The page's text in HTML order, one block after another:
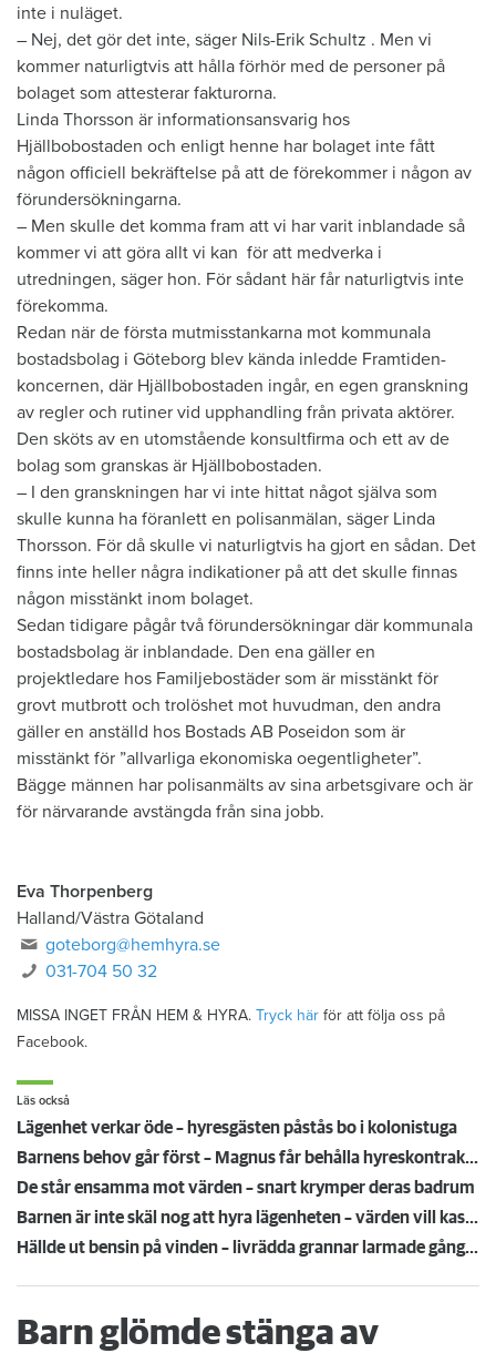
inte i nuläget.
– Nej, det gör det inte, säger Nils-Erik Schultz . Men vi
kommer naturligtvis att hålla förhör med de personer på
bolaget som attesterar fakturorna.
Linda Thorsson är informationsansvarig hos
Hjällbobostaden och enligt henne har bolaget inte fått
någon officiell bekräftelse på att de förekommer i någon av
förundersökningarna.
– Men skulle det komma fram att vi har varit inblandade så
kommer vi att göra allt vi kan för att medverka i
utredningen, säger hon. För sådant här får naturligtvis inte
förekomma.
Redan när de första mutmisstankarna mot kommunala
bostadsbolag i Göteborg blev kända inledde Framtiden-
koncernen, där Hjällbobostaden ingår, en egen granskning
av regler och rutiner vid upphandling från privata aktörer.
Den sköts av en utomstående konsultfirma och ett av de
bolag som granskas är Hjällbobostaden.
– I den granskningen har vi inte hittat något själva som
skulle kunna ha föranlett en polisanmälan, säger Linda
Thorsson. För då skulle vi naturligtvis ha gjort en sådan. Det
finns inte heller några indikationer på att det skulle finnas
någon misstänkt inom bolaget.
Sedan tidigare pågår två förundersökningar där kommunala
bostadsbolag är inblandade. Den ena gäller en
projektledare hos Familjebostäder som är misstänkt för
grovt mutbrott och trolöshet mot huvudman, den andra
gäller en anställd hos Bostads AB Poseidon som är
misstänkt för ”allvarliga ekonomiska oegentligheter”.
Bägge männen har polisanmälts av sina arbetsgivare och är
för närvarande avstängda från sina jobb.
Eva Thorpenberg
Halland/Västra Götaland
goteborg@hemhyra.se
031-704 50 32
MISSA INGET FRÅN HEM & HYRA. Tryck här för att följa oss på
Facebook.
Läs också
Lägenhet verkar öde – hyresgästen påstås bo i kolonistuga
Barnens behov går först – Magnus får behålla hyreskontraktet
De står ensamma mot värden – snart krymper deras badrum
Barnen är inte skäl nog att hyra lägenheten – värden vill kasta ut Magnus
Hällde ut bensin på vinden – livrädda grannar larmade gång på gång
Barn glömde stänga av